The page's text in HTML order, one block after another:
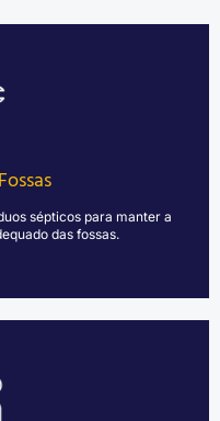
sépticos para manter a
das fossas.
em limpeza de fossas,
sépticos. Utilizamos
e eficientes em diversas
caixas de esgoto e